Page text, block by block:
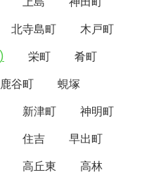
北寺島町
木戸町
栄町
肴町
鹿谷町
蜆塚
新津町
神明町
住吉
早出町
高丘東
高林